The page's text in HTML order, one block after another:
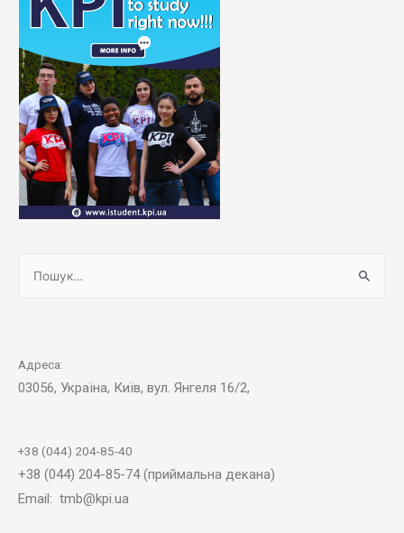
Адреса:
03056, Україна, Київ, вул. Янгеля 16/2,
+38 (044) 204-85-40
+38 (044) 204-85-74 (приймальна декана)
Email: tmb@kpi.ua